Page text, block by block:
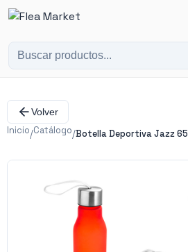
Volver
Inicio/Catálogo/Botella Deportiva Jazz